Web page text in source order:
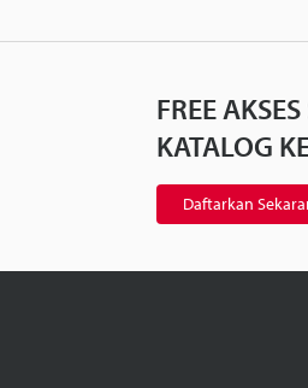
FREE
KATALOG
Daftarkan